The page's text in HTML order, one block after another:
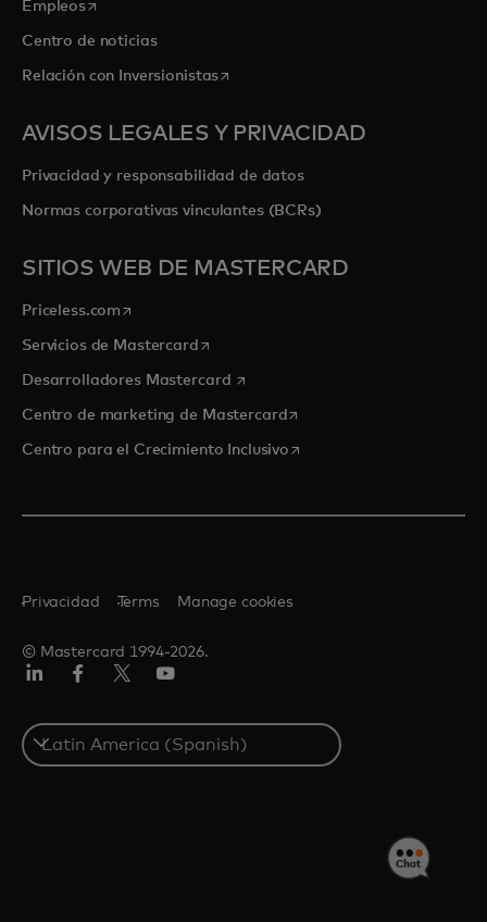
Empleosse abre en una pestaña nueva
Centro de noticias
Relación con Inversionistasse abre en una pestaña nueva
AVISOS LEGALES Y PRIVACIDAD
Privacidad y responsabilidad de datos
Normas corporativas vinculantes (BCRs)
SITIOS WEB DE MASTERCARD
Priceless.com se abre en una pestaña nueva
Servicios de Mastercardse abre en una pestaña nueva
Desarrolladores Mastercard se abre en una pestaña nueva
Centro de marketing de Mastercardse abre en una pestaña
Centro para el Crecimiento Inclusivose abre en una pestaña
© Mastercard 1994-2026.
Privacidad Terms Manage cookies
Select
a
country